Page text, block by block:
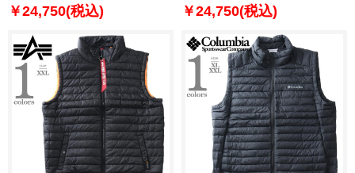
￥24,750(税込) ￥24,750(税込)